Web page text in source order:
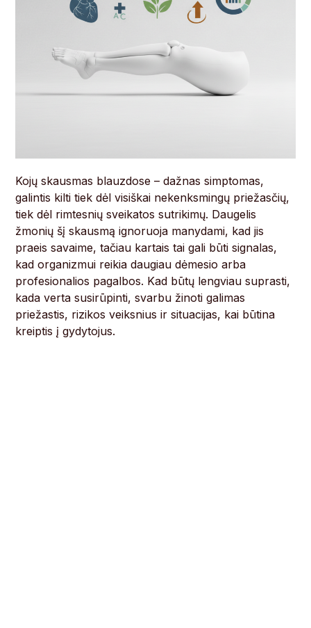
Kojų skausmas blauzdose – dažnas simptomas,
galintis kilti tiek dėl visiškai nekenksmingų priežasčių,
tiek dėl rimtesnių sveikatos sutrikimų. Daugelis
žmonių šį skausmą ignoruoja manydami, kad jis
praeis savaime, tačiau kartais tai gali būti signalas,
kad organizmui reikia daugiau dėmesio arba
profesionalios pagalbos. Kad būtų lengviau suprasti,
kada verta susirūpinti, svarbu žinoti galimas
priežastis, rizikos veiksnius ir situacijas, kai būtina
kreiptis į gydytojus.